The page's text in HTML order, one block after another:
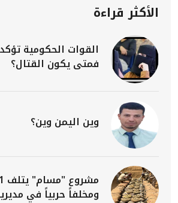
الأكثر قراءة
القوات الحكومية
فمتى يكون القتال؟
وين اليمن وين؟
ومخلفاً حربياً في